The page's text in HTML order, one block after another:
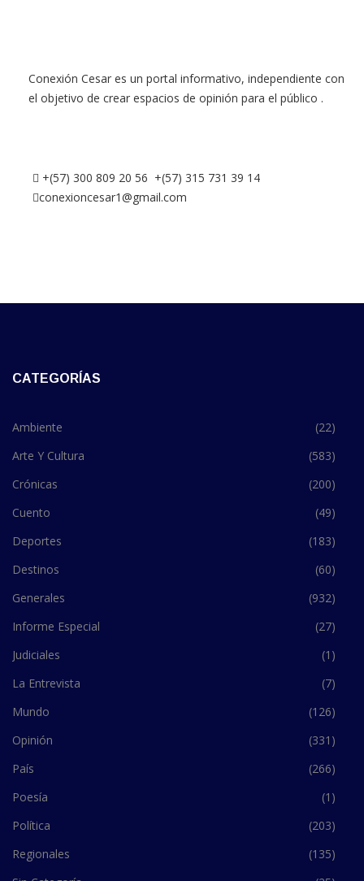
Conexión Cesar es un portal informativo, independiente con
el objetivo de crear espacios de opinión para el público .
+(57) 300 809 20 56 +(57) 315 731 39 14
conexioncesar1@gmail.com
CATEGORÍAS
Ambiente
(22)
Arte Y Cultura
(583)
Crónicas
(200)
Cuento
(49)
Deportes
(183)
Destinos
(60)
Generales
(932)
Informe Especial
(27)
Judiciales
(1)
La Entrevista
(7)
Mundo
(126)
Opinión
(331)
País
(266)
Poesía
(1)
Política
(203)
Regionales
(135)